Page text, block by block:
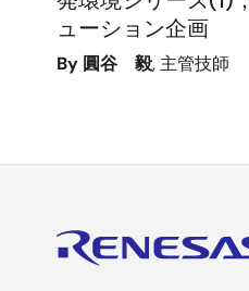
ューション企画
By 圓谷 毅, 主管技師